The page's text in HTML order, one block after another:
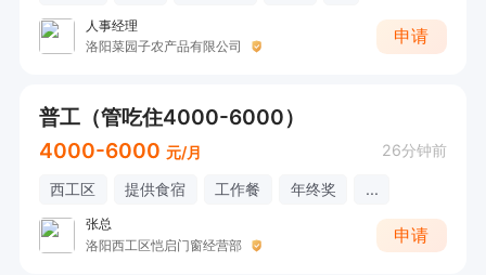
人事经理
洛阳菜园子农产品有限公司
申请
普工（管吃住4000-6000）
4000-6000 元/月 26分钟前
西工区 提供食宿 工作餐 年终奖 ...
张总
洛阳西工区恺启门窗经营部
申请